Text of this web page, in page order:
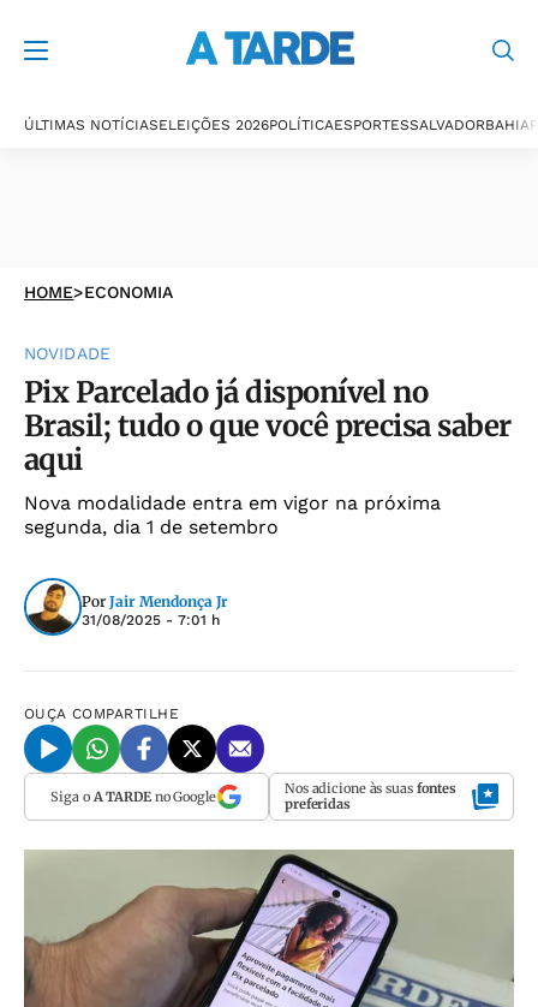
ÚLTIMAS NOTÍCIASELEIÇÕES 2026POLÍTICAESPORTESSALVADORBAHIA
HOME>ECONOMIA
NOVIDADE
Pix Parcelado já disponível no
Brasil; tudo o que você precisa saber
aqui
Nova modalidade entra em vigor na próxima
segunda, dia 1 de setembro
Por Jair Mendonça Jr
31/08/2025 - 7:01 h
OUÇA COMPARTILHE
Siga o A TARDEno Google Nos adicione às suas fontes
preferidas